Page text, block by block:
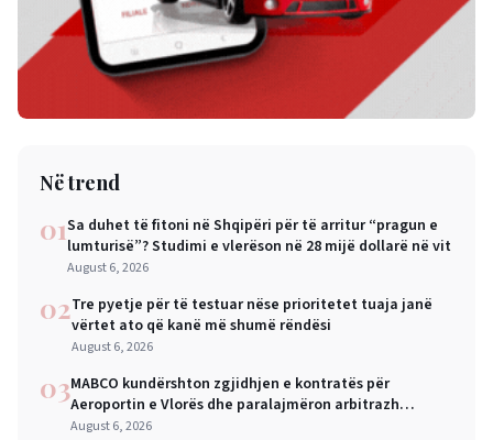
Në trend
01Sa duhet të fitoni në Shqipëri për të arritur “pragun e
lumturisë”? Studimi e vlerëson në 28 mijë dollarë në vit
August 6, 2026
02Tre pyetje për të testuar nëse prioritetet tuaja janë
vërtet ato që kanë më shumë rëndësi
August 6, 2026
03MABCO kundërshton zgjidhjen e kontratës për
Aeroportin e Vlorës dhe paralajmëron arbitrazh
ndërkombëtar
August 6, 2026